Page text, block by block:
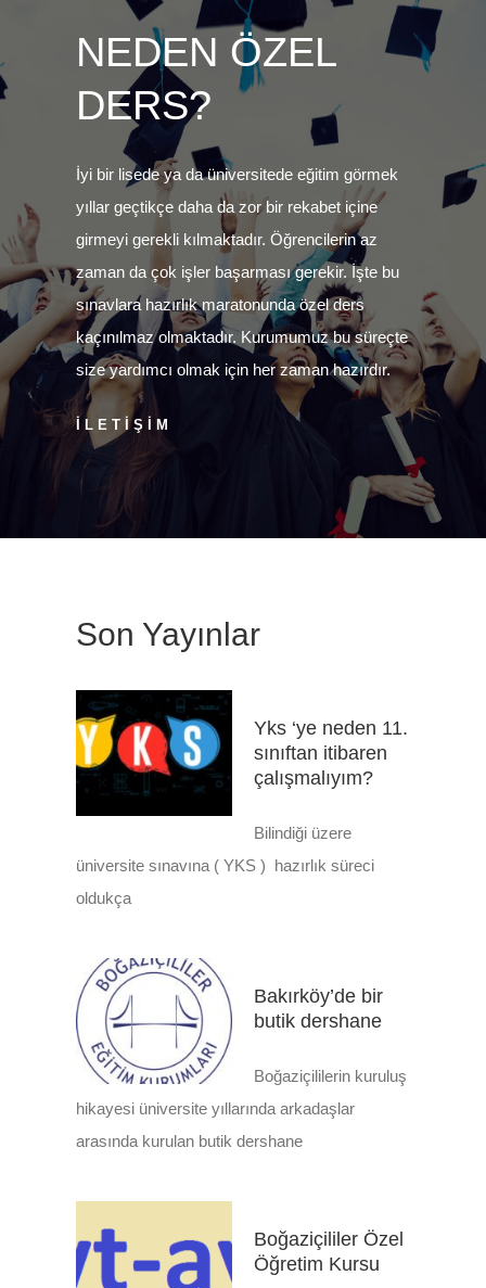
NEDEN ÖZEL
DERS?
İyi bir lisede ya da üniversitede eğitim görmek
yıllar geçtikçe daha da zor bir rekabet içine
girmeyi gerekli kılmaktadır. Öğrencilerin az
zaman da çok işler başarması gerekir. İşte bu
sınavlara hazırlık maratonunda özel ders
kaçınılmaz olmaktadır. Kurumumuz bu süreçte
size yardımcı olmak için her zaman hazırdır.
İLETİŞİM
Son Yayınlar
Yks ‘ye neden 11.
sınıftan itibaren
çalışmalıyım?
Bilindiği üzere
üniversite sınavına ( YKS ) hazırlık süreci
oldukça
Bakırköy’de bir
butik dershane
Boğaziçililerin kuruluş
hikayesi üniversite yıllarında arkadaşlar
arasında kurulan butik dershane
Boğaziçililer Özel
Öğretim Kursu